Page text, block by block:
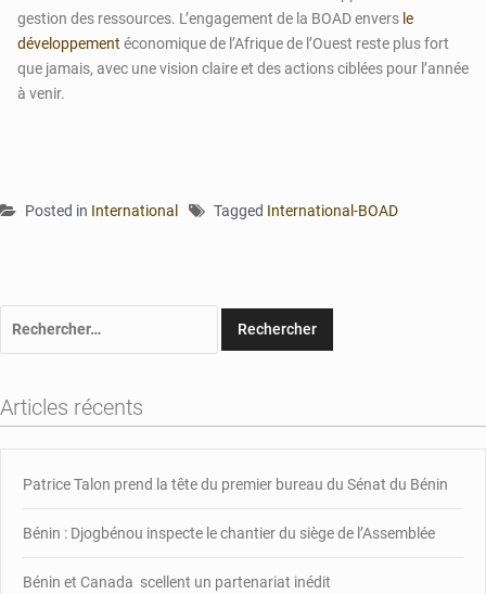
gestion des ressources. L’engagement de la BOAD envers le
développement économique de l’Afrique de l’Ouest reste plus fort
que jamais, avec une vision claire et des actions ciblées pour l’année
à venir.
Posted in International Tagged International-BOAD
Articles récents
Patrice Talon prend la tête du premier bureau du Sénat du Bénin
Bénin : Djogbénou inspecte le chantier du siège de l’Assemblée
Bénin et Canada scellent un partenariat inédit